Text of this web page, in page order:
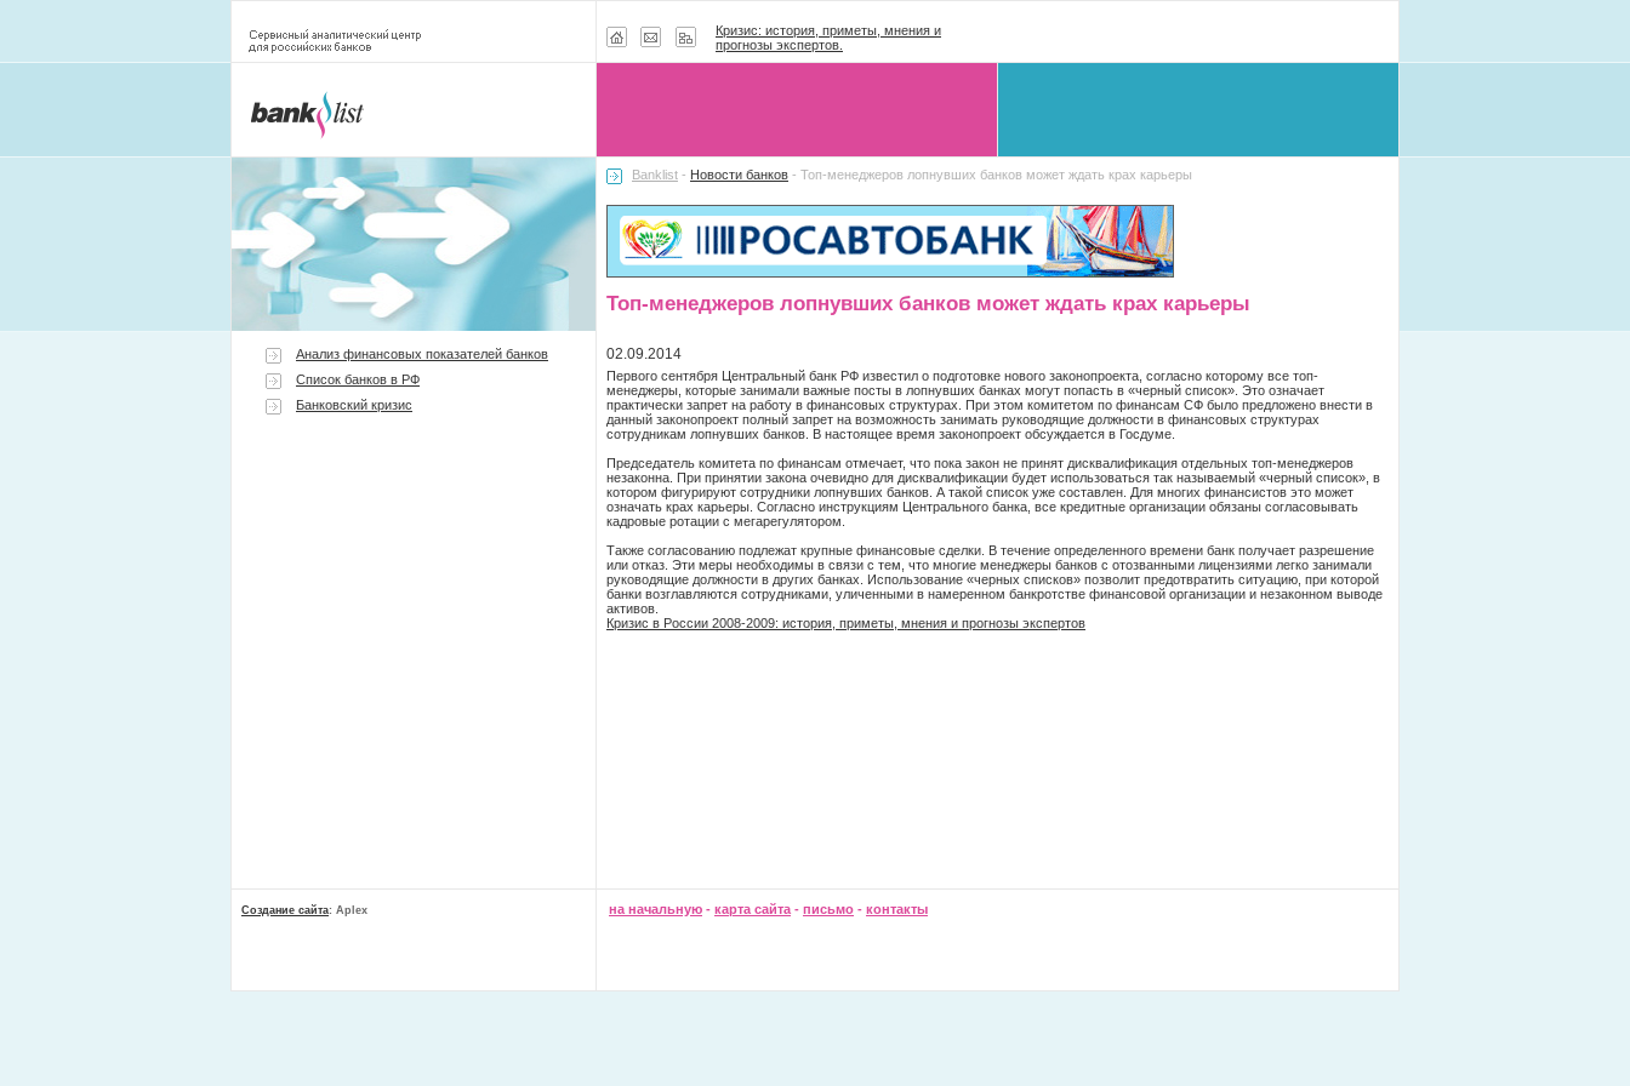
Кризис: история, приметы, мнения и
прогнозы экспертов.
Анализ финансовых показателей банков
Список банков в РФ
Банковский кризис
Banklist - Новости банков - Топ-менеджеров лопнувших банков может ждать крах карьеры
Топ-менеджеров лопнувших банков может ждать крах карьеры
02.09.2014
Первого сентября Центральный банк РФ известил о подготовке нового законопроекта, согласно которому все топ-
менеджеры, которые занимали важные посты в лопнувших банках могут попасть в «черный список». Это означает
практически запрет на работу в финансовых структурах. При этом комитетом по финансам СФ было предложено внести в
данный законопроект полный запрет на возможность занимать руководящие должности в финансовых структурах
сотрудникам лопнувших банков. В настоящее время законопроект обсуждается в Госдуме.
Председатель комитета по финансам отмечает, что пока закон не принят дисквалификация отдельных топ-менеджеров
незаконна. При принятии закона очевидно для дисквалификации будет использоваться так называемый «черный список», в
котором фигурируют сотрудники лопнувших банков. А такой список уже составлен. Для многих финансистов это может
означать крах карьеры. Согласно инструкциям Центрального банка, все кредитные организации обязаны согласовывать
кадровые ротации с мегарегулятором.
Также согласованию подлежат крупные финансовые сделки. В течение определенного времени банк получает разрешение
или отказ. Эти меры необходимы в связи с тем, что многие менеджеры банков с отозванными лицензиями легко занимали
руководящие должности в других банках. Использование «черных списков» позволит предотвратить ситуацию, при которой
банки возглавляются сотрудниками, уличенными в намеренном банкротстве финансовой организации и незаконном выводе
активов.
Кризис в России 2008-2009: история, приметы, мнения и прогнозы экспертов
Создание сайта: Aplex на начальную - карта сайта - письмо - контакты